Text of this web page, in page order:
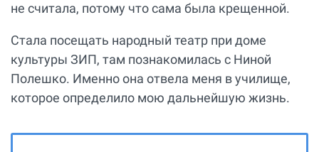
не считала, потому что сама была крещенной.
Стала посещать народный театр при доме
культуры ЗИП, там познакомилась с Ниной
Полешко. Именно она отвела меня в училище,
которое определило мою дальнейшую жизнь.